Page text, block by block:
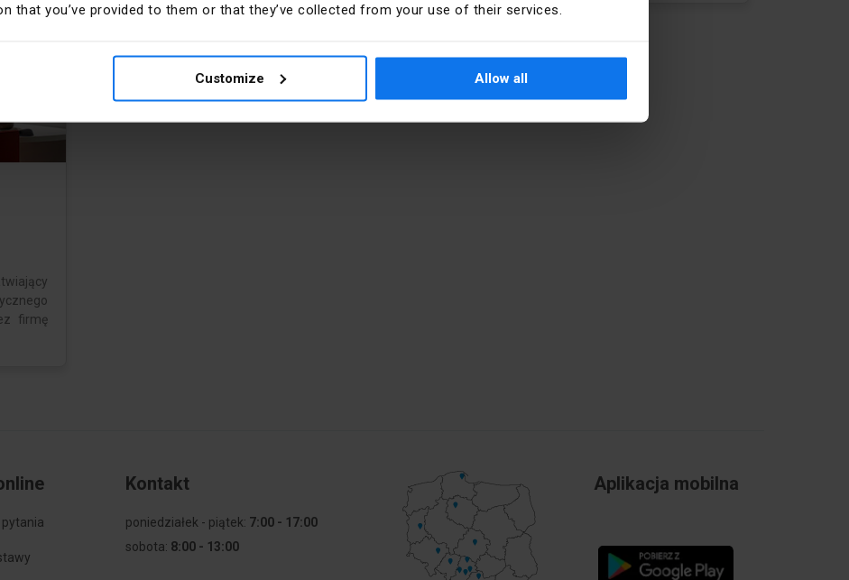
that you’ve provided to them or that they’ve collected from your use of their services.
Customize Allow all
firmę
Kontakt
poniedziałek - piątek: 7:00 - 17:00
sobota: 8:00 - 13:00
Aplikacja mobilna